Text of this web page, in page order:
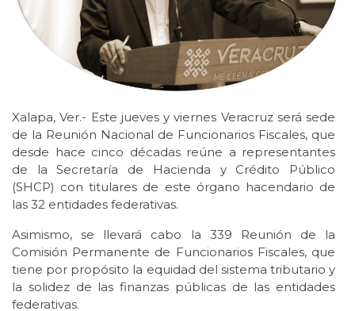
Xalapa, Ver.- Este jueves y viernes Veracruz será sede
de la Reunión Nacional de Funcionarios Fiscales, que
desde hace cinco décadas reúne a representantes
de la Secretaría de Hacienda y Crédito Público
(SHCP) con titulares de este órgano hacendario de
las 32 entidades federativas.
Asimismo, se llevará cabo la 339 Reunión de la
Comisión Permanente de Funcionarios Fiscales, que
tiene por propósito la equidad del sistema tributario y
la solidez de las finanzas públicas de las entidades
federativas.